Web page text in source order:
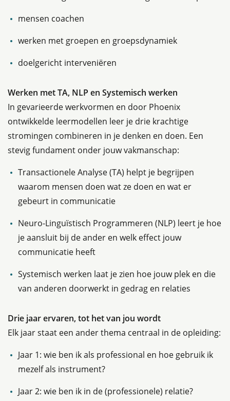
mensen coachen
werken met groepen en groepsdynamiek
doelgericht interveniëren
Werken met TA, NLP en Systemisch werken
In gevarieerde werkvormen en door Phoenix
ontwikkelde leermodellen leer je drie krachtige
stromingen combineren in je denken en doen. Een
stevig fundament onder jouw vakmanschap:
Transactionele Analyse (TA) helpt je begrijpen
waarom mensen doen wat ze doen en wat er
gebeurt in communicatie
Neuro-Linguïstisch Programmeren (NLP) leert je hoe
je aansluit bij de ander en welk effect jouw
communicatie heeft
Systemisch werken laat je zien hoe jouw plek en die
van anderen doorwerkt in gedrag en relaties
Drie jaar ervaren, tot het van jou wordt
Elk jaar staat een ander thema centraal in de opleiding:
Jaar 1: wie ben ik als professional en hoe gebruik ik
mezelf als instrument?
Jaar 2: wie ben ik in de (professionele) relatie?